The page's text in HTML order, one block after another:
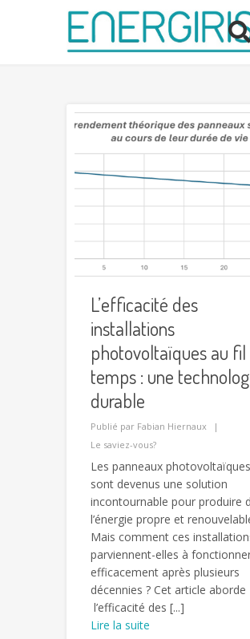
L’efficacité des
installations
photovoltaïques au fil
temps : une
durable
Publié par Fabian Hiernaux
Le saviez-vous?
Les panneaux photovoltaïques
sont devenus une solution
incontournable pour produire
l’énergie propre et
Mais comment ces
parviennent-elles à
efficacement après plusieurs
décennies ? Cet article aborde
l’efficacité des [...]
Lire la suite